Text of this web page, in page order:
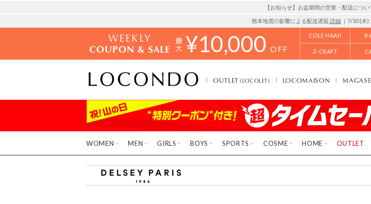
【お知らせ】お盆期間の営業・配送につ
熊本地震の影響による配送遅延 詳細 ｜7/30 (木
WEEKLY
COUPON & SALE ¥10,000 OFF
COLE HAAN
Z-CRAFT
OUTLET(LOCOLET) LOCOMAISON
WOMEN MEN GIRLS BOYS SPORTS COSME HOME OUTLET